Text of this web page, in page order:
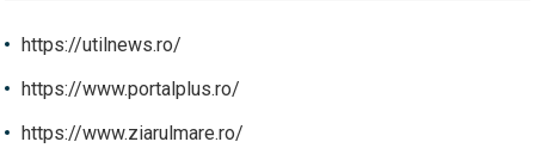
https://utilnews.ro/
https://www.portalplus.ro/
https://www.ziarulmare.ro/